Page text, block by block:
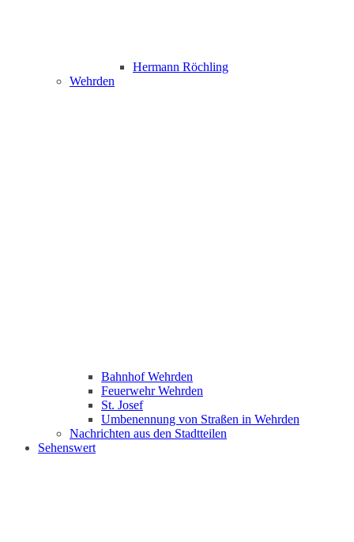
Hermann Röchling
Wehrden
Bahnhof Wehrden
Feuerwehr Wehrden
St. Josef
Umbenennung von Straßen in Wehrden
Nachrichten aus den Stadtteilen
Sehenswert